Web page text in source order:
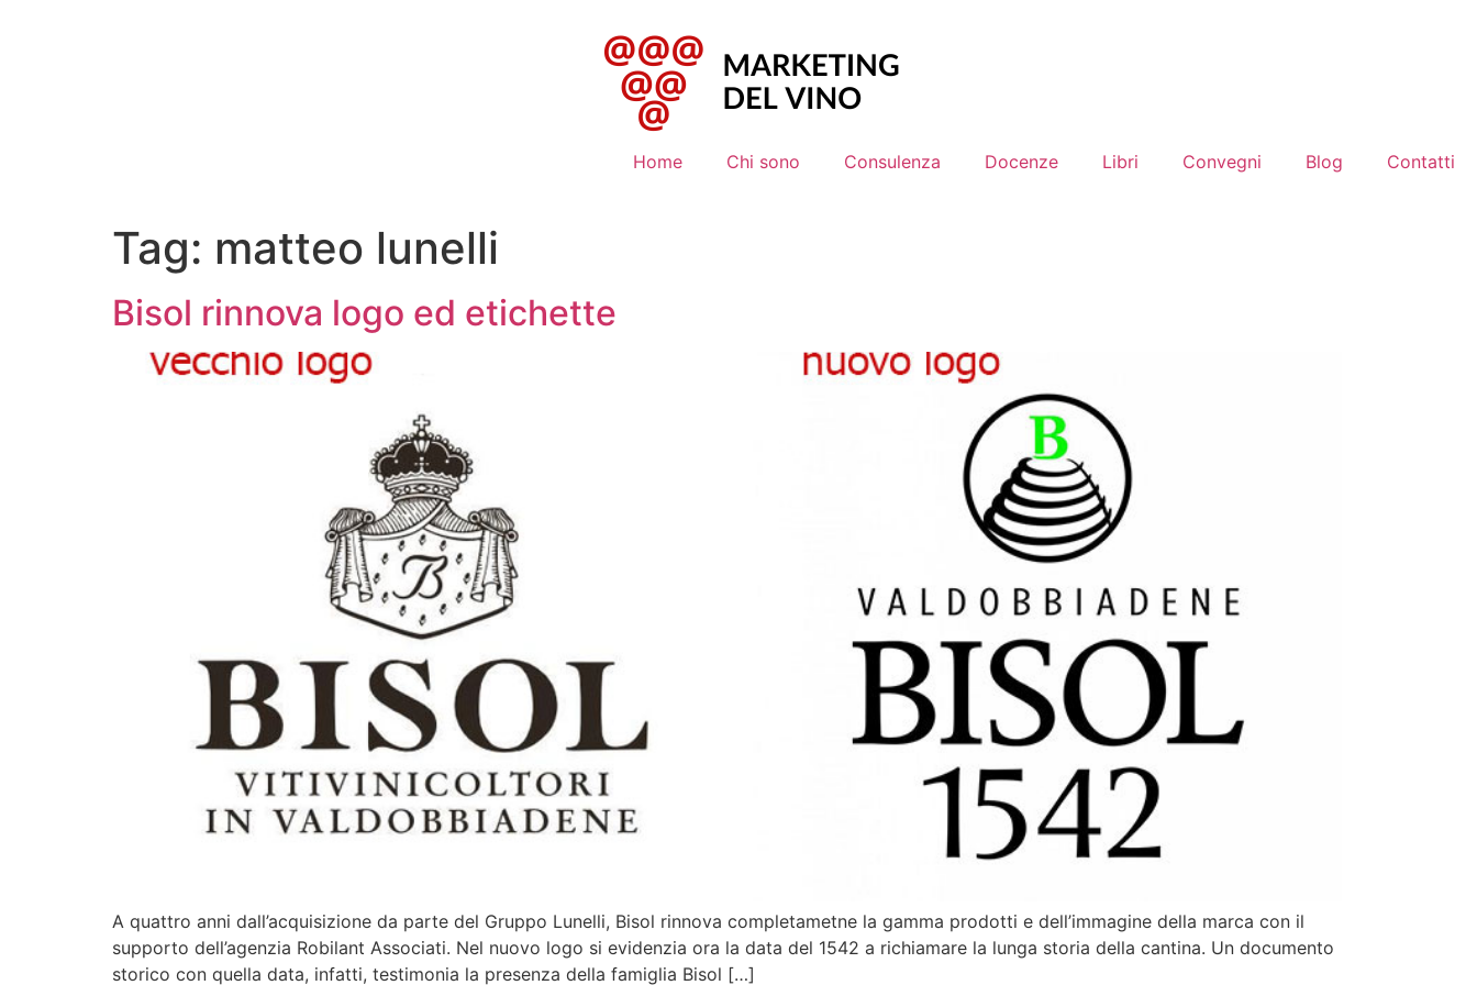
Home Chi sono Consulenza Docenze Libri Convegni Blog Contatti
Tag: matteo lunelli
Bisol rinnova logo ed etichette
A quattro anni dall’acquisizione da parte del Gruppo Lunelli, Bisol rinnova completametne la gamma prodotti e dell’immagine della marca con il
supporto dell’agenzia Robilant Associati. Nel nuovo logo si evidenzia ora la data del 1542 a richiamare la lunga storia della cantina. Un documento
storico con quella data, infatti, testimonia la presenza della famiglia Bisol […]